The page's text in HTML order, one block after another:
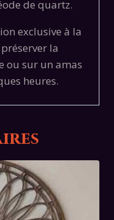
de quartz.
exclusive à la
la
ou sur un amas
heures.